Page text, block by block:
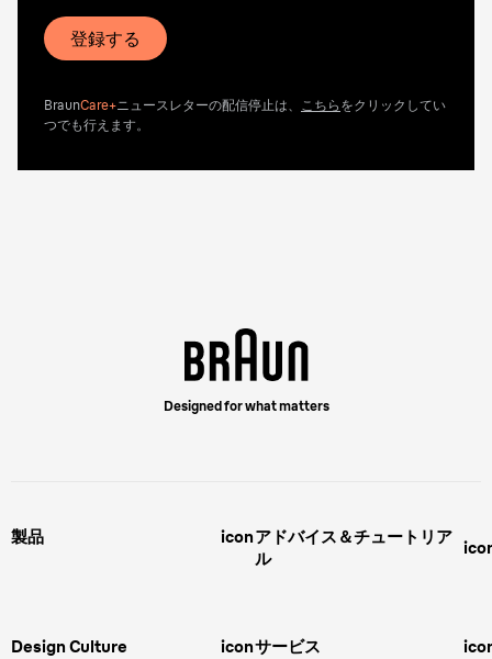
登録する
BraunCare+ニュースレターの配信停止は、 こちら をクリックしてい
つでも行えます。
Designed for what matters
製品 icon
スキンケア
アドバイス＆チュートリア
ル
ボディグルーミング
Design Culture iconサービス